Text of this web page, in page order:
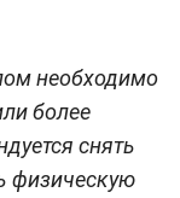
необходимо
более
снять
физическую